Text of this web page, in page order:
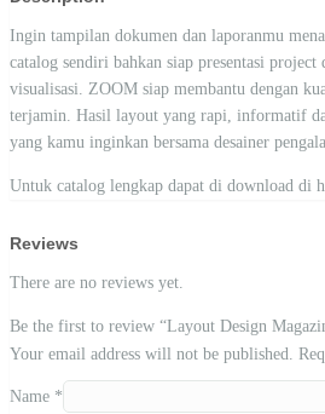
Ingin tampilan dokumen dan laporanmu
catalog sendiri bahkan siap presentasi project
visualisasi. ZOOM siap membantu dengan
terjamin. Hasil layout yang rapi, informatif
yang kamu inginkan bersama desainer
Untuk catalog lengkap dapat di download di
Reviews
There are no reviews yet.
Be the first to review “Layout Design
Your email address will not be published.
Name *